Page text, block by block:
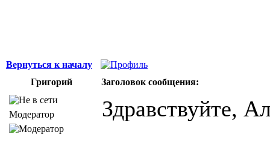
Вернуться к началу
Григорий
Заголовок сообщения:
Модератор Здравствуйте,